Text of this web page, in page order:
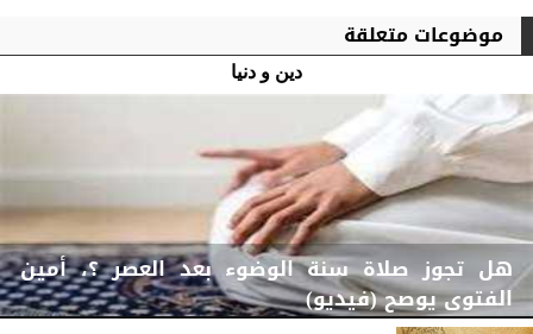
موضوعات متعلقة
دين و دنيا
هل تجوز صلاة سنة الوضوء بعد العصر ؟، أمين
الفتوى يوصح (فيديو)